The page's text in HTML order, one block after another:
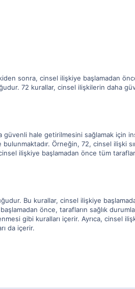
sonra, cinsel ilişkiye başlamadan
72 kurallar, cinsel ilişkilerin daha
hale getirilmesini sağlamak için
Örneğin, 72, cinsel ilişki
ilişkiye başlamadan önce tüm
Bu kurallar, cinsel ilişkiye
önce, tarafların sağlık
gibi kuralları içerir. Ayrıca, cinsel
da içerir.